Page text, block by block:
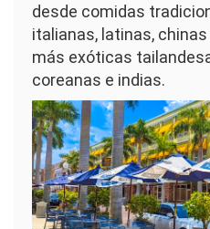
desde comidas
italianas, latinas,
más exóticas
coreanas e indias.
Imagen